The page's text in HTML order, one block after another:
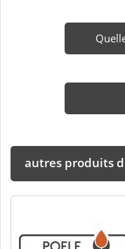
autres produits